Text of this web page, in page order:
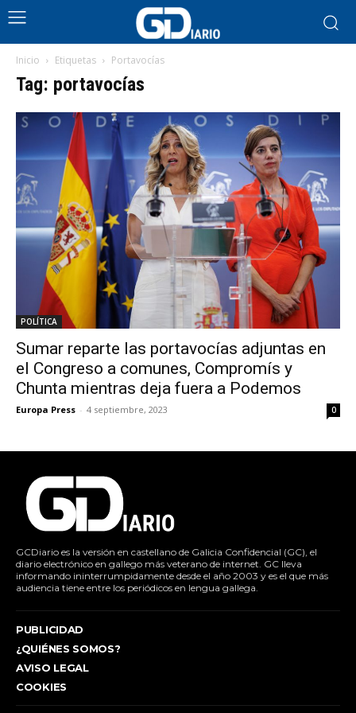
Inicio Etiquetas Portavocías
Tag: portavocías
POLÍTICA
Sumar reparte las portavocías adjuntas en
el Congreso a comunes, Compromís y
Chunta mientras deja fuera a Podemos
Europa Press - 4 septiembre, 2023 0
GCDiario es la versión en castellano de Galicia Confidencial (GC), el
diario electrónico en gallego más veterano de internet. GC lleva
informando ininterrumpidamente desde el año 2003 y es el que más
audiencia tiene entre los periódicos en lengua gallega.
PUBLICIDAD
¿QUIÉNES SOMOS?
AVISO LEGAL
COOKIES